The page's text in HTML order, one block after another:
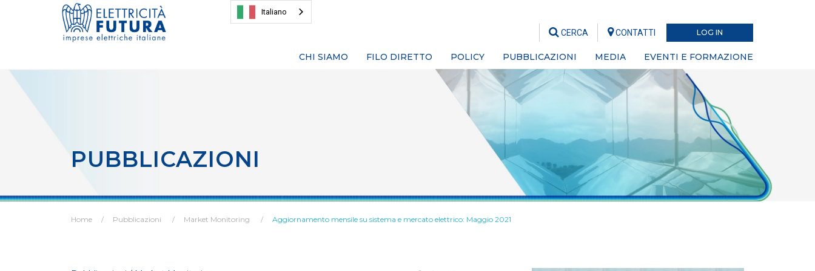
Italiano
LOG IN
CERCA CONTATTI
CHI SIAMO FILO DIRETTO POLICY PUBBLICAZIONI MEDIA EVENTI E FORMAZIONE
PUBBLICAZIONI
Home Pubblicazioni Market Monitoring Aggiornamento mensile su sistema e mercato elettrico: Maggio 2021